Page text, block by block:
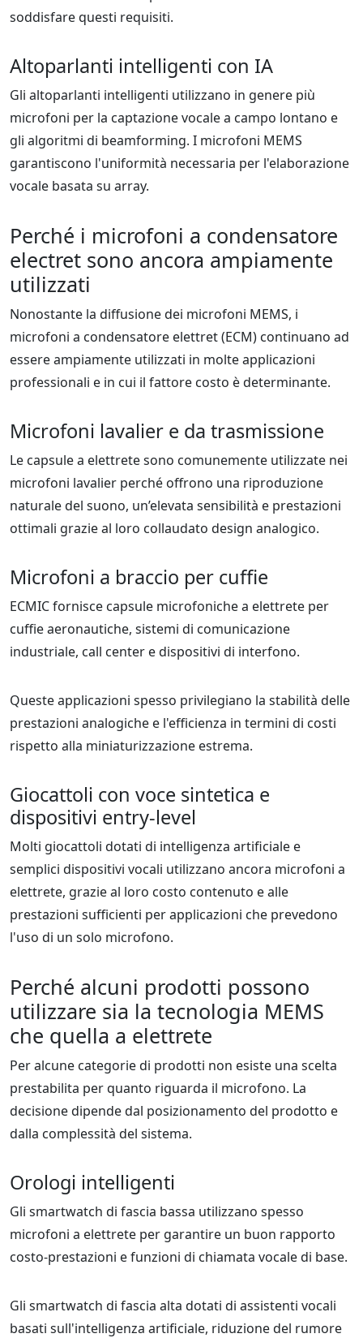
soddisfare questi requisiti.
Altoparlanti intelligenti con IA
Gli altoparlanti intelligenti utilizzano in genere più
microfoni per la captazione vocale a campo lontano e
gli algoritmi di beamforming. I microfoni MEMS
garantiscono l'uniformità necessaria per l'elaborazione
vocale basata su array.
Perché i microfoni a condensatore
electret sono ancora ampiamente
utilizzati
Nonostante la diffusione dei microfoni MEMS, i
microfoni a condensatore elettret (ECM) continuano ad
essere ampiamente utilizzati in molte applicazioni
professionali e in cui il fattore costo è determinante.
Microfoni lavalier e da trasmissione
Le capsule a elettrete sono comunemente utilizzate nei
microfoni lavalier perché offrono una riproduzione
naturale del suono, un’elevata sensibilità e prestazioni
ottimali grazie al loro collaudato design analogico.
Microfoni a braccio per cuffie
ECMIC fornisce capsule microfoniche a elettrete per
cuffie aeronautiche, sistemi di comunicazione
industriale, call center e dispositivi di interfono.
Queste applicazioni spesso privilegiano la stabilità delle
prestazioni analogiche e l'efficienza in termini di costi
rispetto alla miniaturizzazione estrema.
Giocattoli con voce sintetica e
dispositivi entry-level
Molti giocattoli dotati di intelligenza artificiale e
semplici dispositivi vocali utilizzano ancora microfoni a
elettrete, grazie al loro costo contenuto e alle
prestazioni sufficienti per applicazioni che prevedono
l'uso di un solo microfono.
Perché alcuni prodotti possono
utilizzare sia la tecnologia MEMS
che quella a elettrete
Per alcune categorie di prodotti non esiste una scelta
prestabilita per quanto riguarda il microfono. La
decisione dipende dal posizionamento del prodotto e
dalla complessità del sistema.
Orologi intelligenti
Gli smartwatch di fascia bassa utilizzano spesso
microfoni a elettrete per garantire un buon rapporto
costo-prestazioni e funzioni di chiamata vocale di base.
Gli smartwatch di fascia alta dotati di assistenti vocali
basati sull'intelligenza artificiale, riduzione del rumore